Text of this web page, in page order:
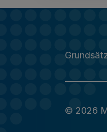
© 2026